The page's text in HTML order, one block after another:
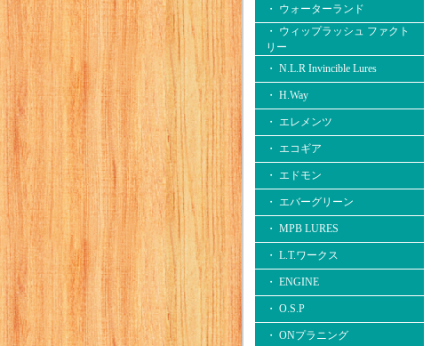
・ ウォーターランド
・ ウィップラッシュ ファクト
リー
・ N.L.R Invincible Lures
・ H.Way
・ エレメンツ
・ エコギア
・ エドモン
・ エバーグリーン
・ MPB LURES
・ L.T.ワークス
・ ENGINE
・ O.S.P
・ ONプラニング